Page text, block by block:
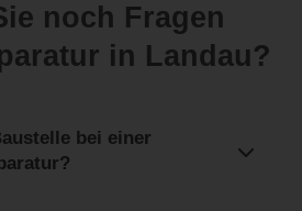
noch Fragen
in Landau?
bei einer